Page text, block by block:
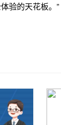
验的天花板。”